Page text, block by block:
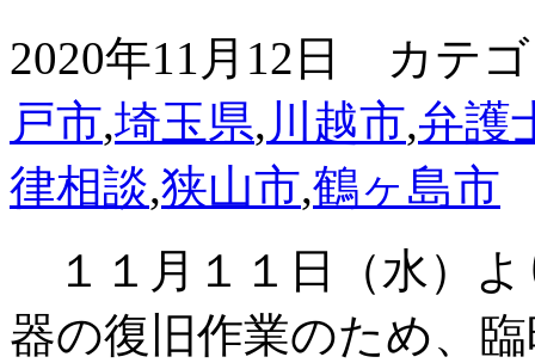
2020年11月12日 カテ
戸市,埼玉県, 川越市,弁護
律相談,狭山市,鶴ヶ島市
１１月１１日（水）よ
器の復旧作業のため、